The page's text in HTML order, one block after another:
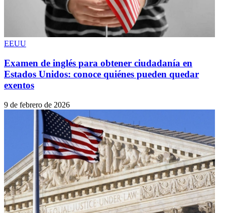
EEUU
Examen de inglés para obtener ciudadanía en
Estados Unidos: conoce quiénes pueden quedar
exentos
9 de febrero de 2026